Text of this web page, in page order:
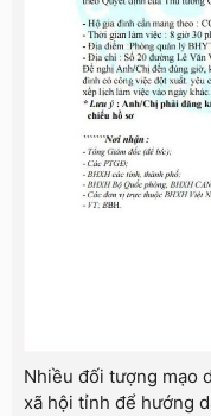
Nhiều đối tượng mạo
xã hội tỉnh để hướng